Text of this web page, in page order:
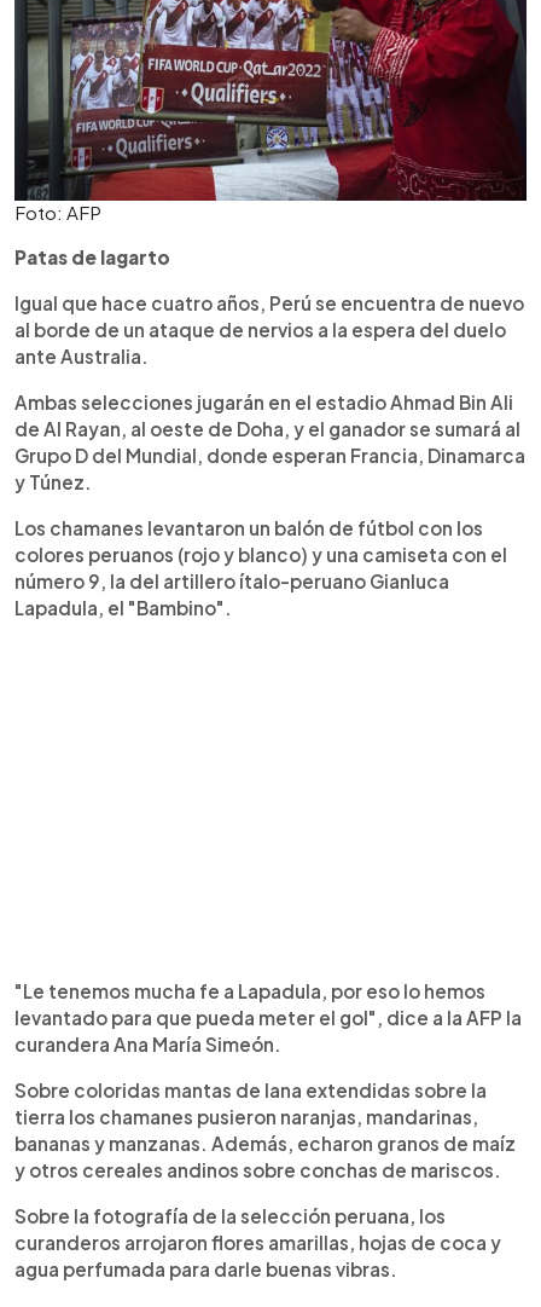
Foto: AFP
Patas de lagarto
Igual que hace cuatro años, Perú se encuentra de nuevo
al borde de un ataque de nervios a la espera del duelo
ante Australia.
Ambas selecciones jugarán en el estadio Ahmad Bin Ali
de Al Rayan, al oeste de Doha, y el ganador se sumará al
Grupo D del Mundial, donde esperan Francia, Dinamarca
y Túnez.
Los chamanes levantaron un balón de fútbol con los
colores peruanos (rojo y blanco) y una camiseta con el
número 9, la del artillero ítalo-peruano Gianluca
Lapadula, el "Bambino".
"Le tenemos mucha fe a Lapadula, por eso lo hemos
levantado para que pueda meter el gol", dice a la AFP la
curandera Ana María Simeón.
Sobre coloridas mantas de lana extendidas sobre la
tierra los chamanes pusieron naranjas, mandarinas,
bananas y manzanas. Además, echaron granos de maíz
y otros cereales andinos sobre conchas de mariscos.
Sobre la fotografía de la selección peruana, los
curanderos arrojaron flores amarillas, hojas de coca y
agua perfumada para darle buenas vibras.